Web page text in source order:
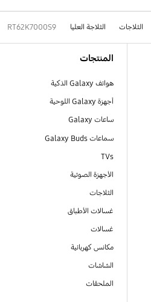
الثلاجات الثلاجة العليا RT62K7000S9
المنتجات
هواتف Galaxy الذكية
أجهزة Galaxy اللوحية
ساعات Galaxy
سماعات Galaxy Buds
TVs
الأجهزة الصوتية
الثلاجات
غسالات الأطباق
غسالات
مكانس كهربائية
الشاشات
الملحقات